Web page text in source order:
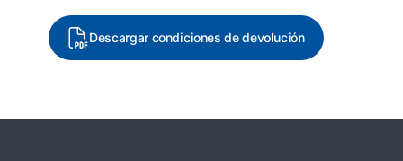
Descargar condiciones de devolución